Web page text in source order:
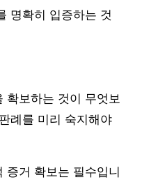
명확히 입증하는 것
확보하는 것이 무엇보
례를 미리 숙지해야
증거 확보는 필수입니